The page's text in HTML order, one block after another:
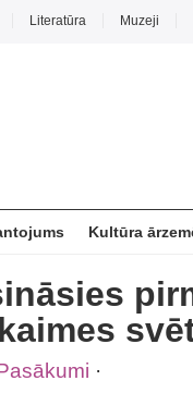
Literatūra Muzeji
Kultūra
·